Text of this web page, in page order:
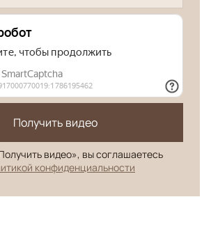
Получить видео
видео», вы соглашаетесь
конфиденциальности